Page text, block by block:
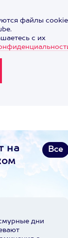
файлы cookie
с их
на
Все
дни